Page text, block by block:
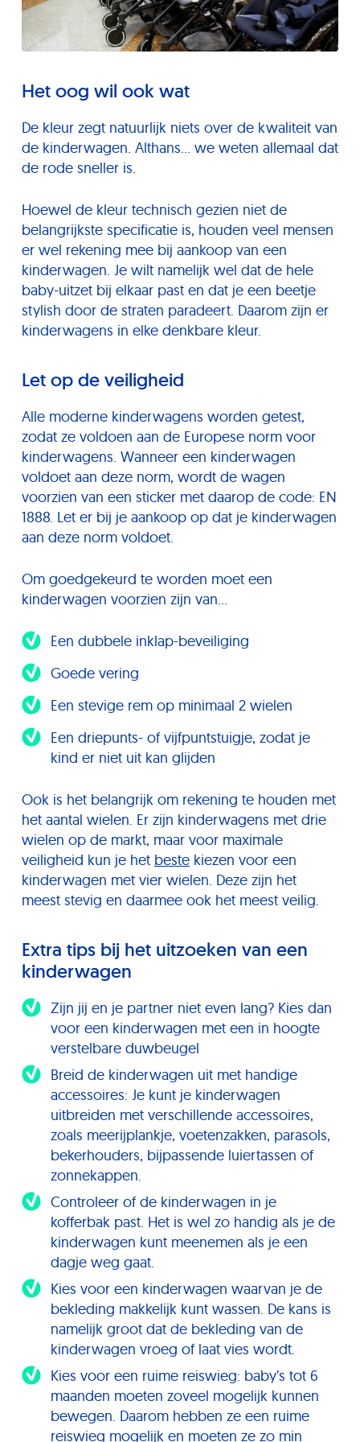
Het oog wil ook wat
De kleur zegt natuurlijk niets over de kwaliteit van
de kinderwagen. Althans… we weten allemaal dat
de rode sneller is.
Hoewel de kleur technisch gezien niet de
belangrijkste specificatie is, houden veel mensen
er wel rekening mee bij aankoop van een
kinderwagen. Je wilt namelijk wel dat de hele
baby-uitzet bij elkaar past en dat je een beetje
stylish door de straten paradeert. Daarom zijn er
kinderwagens in elke denkbare kleur.
Let op de veiligheid
Alle moderne kinderwagens worden getest,
zodat ze voldoen aan de Europese norm voor
kinderwagens. Wanneer een kinderwagen
voldoet aan deze norm, wordt de wagen
voorzien van een sticker met daarop de code: EN
1888. Let er bij je aankoop op dat je kinderwagen
aan deze norm voldoet.
Om goedgekeurd te worden moet een
kinderwagen voorzien zijn van…
Een dubbele inklap-beveiliging
Goede vering
Een stevige rem op minimaal 2 wielen
Een driepunts- of vijfpuntstuigje, zodat je
kind er niet uit kan glijden
Ook is het belangrijk om rekening te houden met
het aantal wielen. Er zijn kinderwagens met drie
wielen op de markt, maar voor maximale
veiligheid kun je het bestekiezen voor een
kinderwagen met vier wielen. Deze zijn het
meest stevig en daarmee ook het meest veilig.
Extra tips bij het uitzoeken van een
kinderwagen
Zijn jij en je partner niet even lang? Kies dan
voor een kinderwagen met een in hoogte
verstelbare duwbeugel
Breid de kinderwagen uit met handige
accessoires: Je kunt je kinderwagen
uitbreiden met verschillende accessoires,
zoals meerijplankje, voetenzakken, parasols,
bekerhouders, bijpassende luiertassen of
zonnekappen.
Controleer of de kinderwagen in je
kofferbak past. Het is wel zo handig als je de
kinderwagen kunt meenemen als je een
dagje weg gaat.
Kies voor een kinderwagen waarvan je de
bekleding makkelijk kunt wassen. De kans is
namelijk groot dat de bekleding van de
kinderwagen vroeg of laat vies wordt.
Kies voor een ruime reiswieg: baby’s tot 6
maanden moeten zoveel mogelijk kunnen
bewegen. Daarom hebben ze een ruime
reiswieg mogelijk en moeten ze zo min